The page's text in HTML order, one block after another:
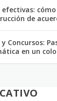
efectivas:
de
Concursos:
en un